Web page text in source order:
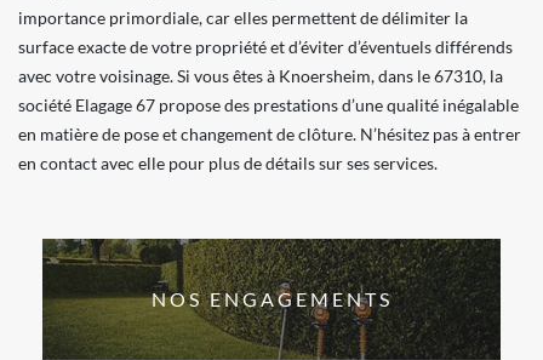
importance primordiale, car elles permettent de délimiter la
surface exacte de votre propriété et d’éviter d’éventuels différends
avec votre voisinage. Si vous êtes à Knoersheim, dans le 67310, la
société Elagage 67 propose des prestations d’une qualité inégalable
en matière de pose et changement de clôture. N’hésitez pas à entrer
en contact avec elle pour plus de détails sur ses services.
NOS ENGAGEMENTS